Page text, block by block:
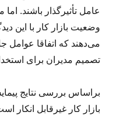
عامل تأثیرگذار باشند.
وضعیت بازار کار با این
می‌دهند که اتفاقا عوامل
تصمیم مدیران برای
براساس بررسی نتایج
بازار کار غیرقابل انکار